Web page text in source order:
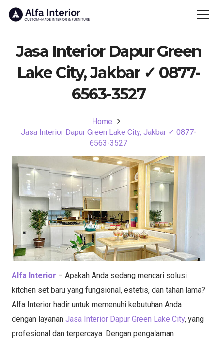
Jasa Interior Dapur Green
Lake City, Jakbar ✓ 0877-
6563-3527
Home
Jasa Interior Dapur Green Lake City, Jakbar ✓ 0877-
6563-3527
Alfa Interior – Apakah Anda sedang mencari solusi
kitchen set baru yang fungsional, estetis, dan tahan lama?
Alfa Interior hadir untuk memenuhi kebutuhan Anda
dengan layanan Jasa Interior Dapur Green Lake City, yang
profesional dan terpercaya. Dengan pengalaman